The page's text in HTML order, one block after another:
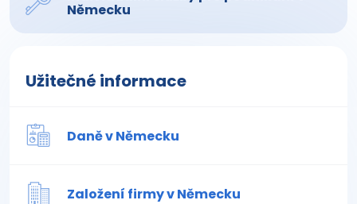
Německu
Užitečné informace
Daně v Německu
Založení firmy v Německu